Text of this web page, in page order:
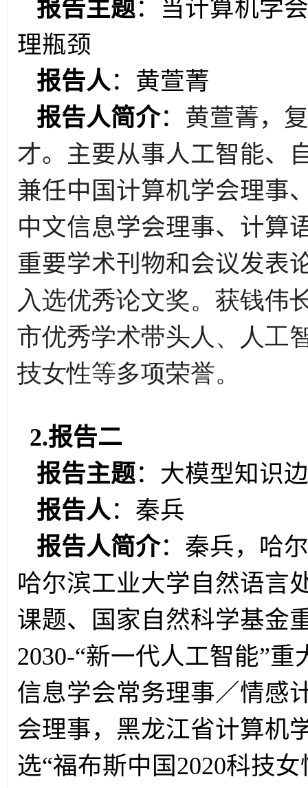
报告主题：当计算机学会
理瓶颈
报告人： 黄萱菁
报告人简介： 黄萱菁，
才。主要从事人工智能、
兼任中国计算机学会理事
中文信息学会理事、计算
重要学术刊物和会议发表
入选优秀论文奖。获钱伟
市优秀学术带头人、人工
技女性等多项荣誉。
2.报告二
报告主题：大模型知识
报告人： 秦兵
报告人简介：秦兵，哈
哈尔滨工业大学自然语言
课题、国家自然科学基金
2030-“新一代人工智能”重
信息学会常务理事／情感
会理事，黑龙江省计算机
选“福布斯中国2020科技女